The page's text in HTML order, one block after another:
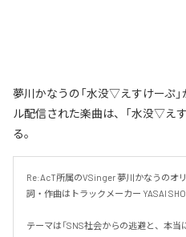
夢川かなうの「水没▽えすけーぷ
ル配信された楽曲は、「水没▽え
る。
Re:AcT所属のVSinger 夢川かなうのオ
詞・作曲はトラックメーカー YASAI
テーマは「SNS社会からの逃避と、本